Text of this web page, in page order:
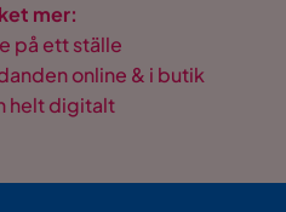
mer:
på ett ställe
online & i butik
helt digitalt